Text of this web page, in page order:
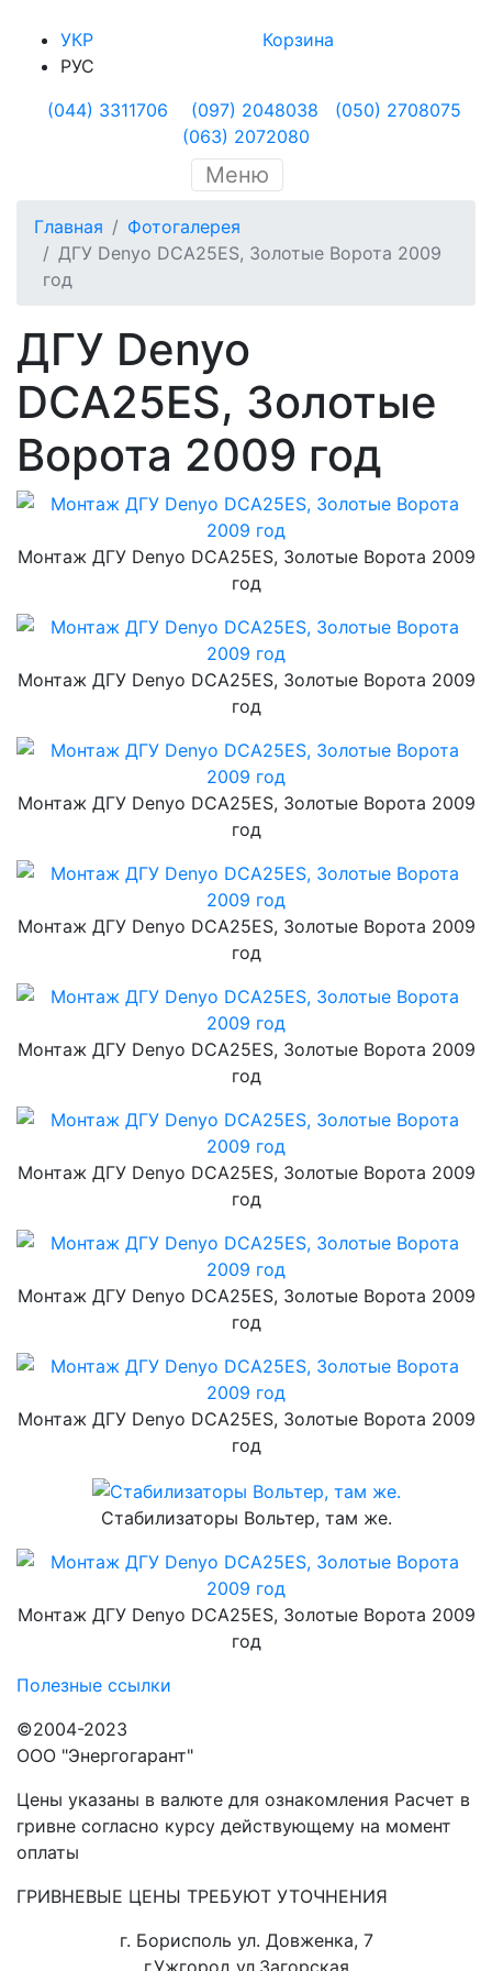
УКР
РУС
Корзина
(044) 3311706 (097) 2048038
(050) 2708075
(063) 2072080
Меню
Главная
Фотогалерея
ДГУ Denyo DCA25ES, Золотые Ворота 2009
год
ДГУ Denyo
DCA25ES, Золотые
Ворота 2009 год
Монтаж ДГУ Denyo DCA25ES, Золотые Ворота 2009
год
Монтаж ДГУ Denyo DCA25ES, Золотые Ворота 2009
год
Монтаж ДГУ Denyo DCA25ES, Золотые Ворота 2009
год
Монтаж ДГУ Denyo DCA25ES, Золотые Ворота 2009
год
Монтаж ДГУ Denyo DCA25ES, Золотые Ворота 2009
год
Монтаж ДГУ Denyo DCA25ES, Золотые Ворота 2009
год
Монтаж ДГУ Denyo DCA25ES, Золотые Ворота 2009
год
Монтаж ДГУ Denyo DCA25ES, Золотые Ворота 2009
год
Стабилизаторы Вольтер, там же.
Монтаж ДГУ Denyo DCA25ES, Золотые Ворота 2009
год
Полезные ссылки
©2004-2023
ООО "Энергогарант"
Цены указаны в валюте для ознакомления Расчет в
гривне согласно курсу действующему на момент
оплаты
ГРИВНЕВЫЕ ЦЕНЫ ТРЕБУЮТ УТОЧНЕНИЯ
г. Борисполь ул. Довженка, 7
г.Ужгород ул.Загорская